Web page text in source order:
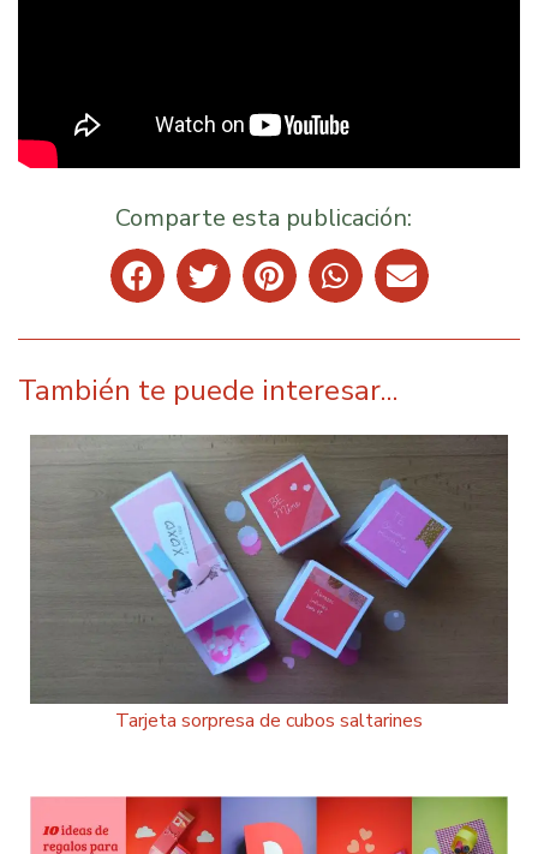
Comparte esta publicación:
También te puede interesar...
Tarjeta sorpresa de cubos saltarines